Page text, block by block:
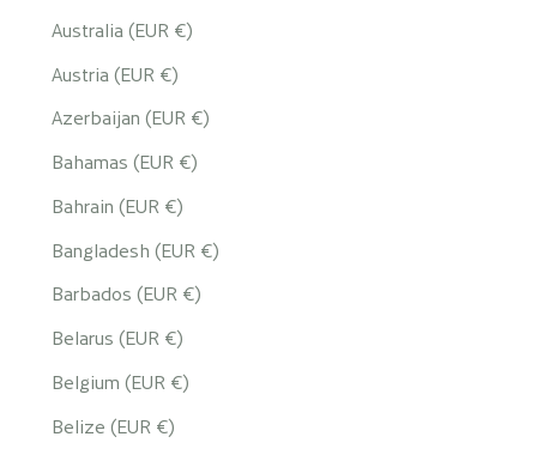
Australia (EUR €)
Austria (EUR €)
Azerbaijan (EUR €)
Bahamas (EUR €)
Bahrain (EUR €)
Bangladesh (EUR €)
Barbados (EUR €)
Belarus (EUR €)
Belgium (EUR €)
Belize (EUR €)